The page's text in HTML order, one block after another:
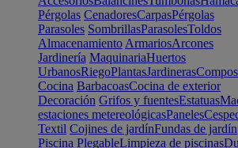
Pérgolas CenadoresCarpasPérgolas
Parasoles SombrillasParasolesToldos
Almacenamiento ArmariosArcones
Jardinería MaquinariaHuertos
UrbanosRiegoPlantasJardineras
Cocina BarbacoasCocina de exterior
Decoración Grifos y fuentesEstatuas
estaciones metereológicasPaneles
Textil Cojines de jardínFundas de jardín
Piscina PlegableLimpieza de piscinas